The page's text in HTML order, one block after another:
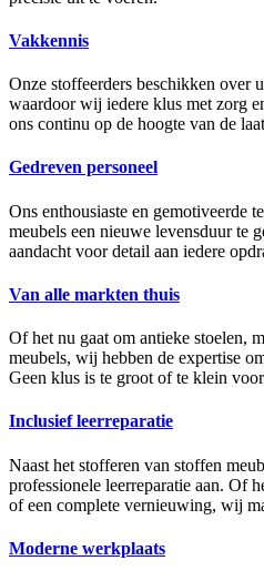
Vakkennis
Onze stoffeerders beschikken over
waardoor wij iedere klus met zorg
ons continu op de hoogte van de
Gedreven personeel
Ons enthousiaste en gemotiveerde
meubels een nieuwe levensduur te
aandacht voor detail aan iedere
Van alle markten thuis
Of het nu gaat om antieke stoelen,
meubels, wij hebben de expertise
Geen klus is te groot of te klein
Inclusief leerreparatie
Naast het stofferen van stoffen
professionele leerreparatie aan. Of
of een complete vernieuwing, wij
Moderne werkplaats